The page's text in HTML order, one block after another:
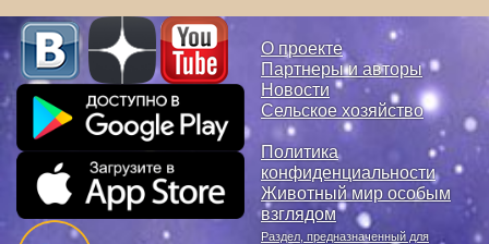
О проекте
Партнеры и авторы
Новости
Сельское хозяйство
Политика
конфиденциальности
Животный мир особым
взглядом
Раздел, предназначенный для